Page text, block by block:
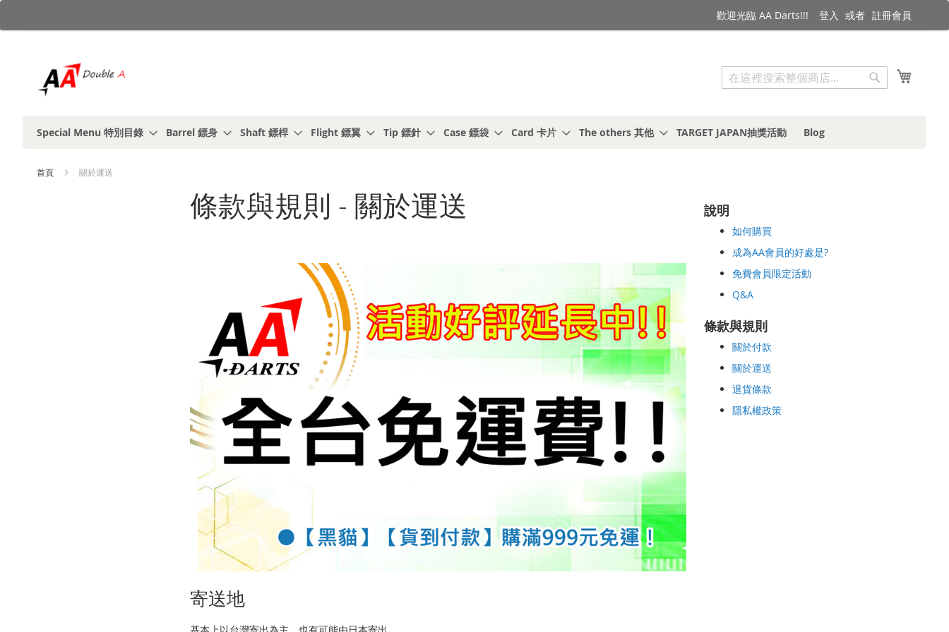
到
歡迎光臨 AA Darts!!! 登入 註冊會員
搜索
Special Menu 特別目錄
Barrel 鏢身 Shaft 鏢桿 Flight 鏢翼 Tip 鏢針 Case 鏢袋 Card 卡片 The others 其他 TARGET JAPAN抽獎活動 Blog
首頁 關於運送
條款與規則 - 關於運送
寄送地
說明
如何購買
成為AA會員的好處是?
免費會員限定活動
Q&A
條款與規則
關於付款
關於運送
退貨條款
隱私權政策